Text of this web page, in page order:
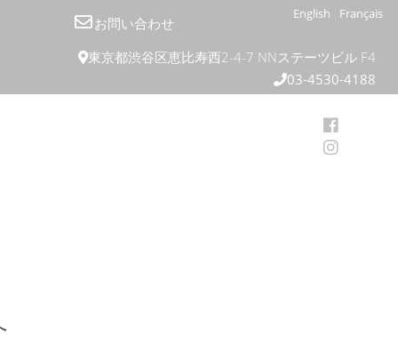
お問い合わせ
Français
English
東京都渋谷区恵比寿西2-4-7 NNステーツビル F4
03-4530-4188